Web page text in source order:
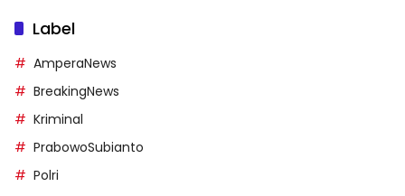
Label
AmperaNews
BreakingNews
Kriminal
PrabowoSubianto
Polri